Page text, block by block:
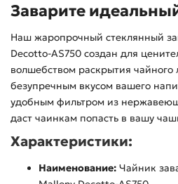
Заварите
Наш жаропрочный стеклянный
Decotto-AS750 создан для
волшебством раскрытия чайного
безупречным вкусом вашего
удобным фильтром из
даст чаинкам попасть в вашу
Характеристики:
Наименование: Чайник